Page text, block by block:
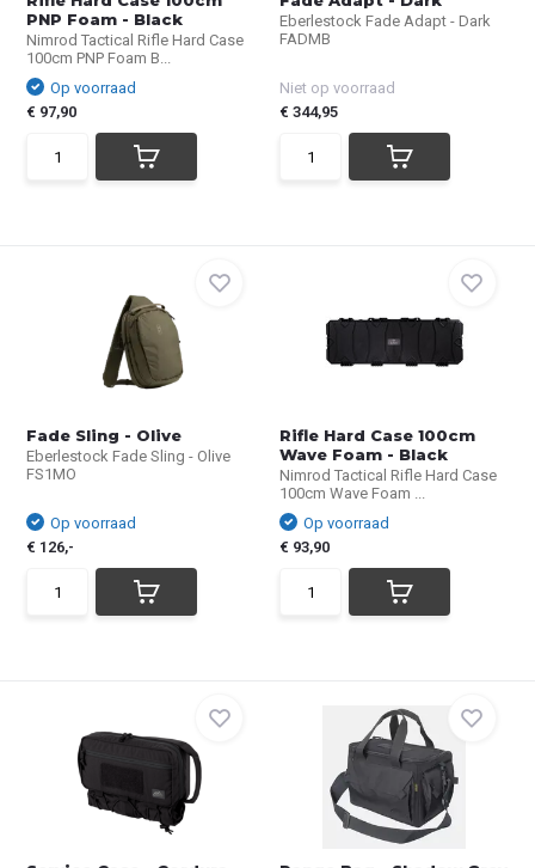
PNP Foam - Black
Nimrod Tactical Rifle Hard Case
100cm PNP Foam B...
Op voorraad
€ 97,90
Eberlestock Fade Adapt - Dark
FADMB
Niet op voorraad
€ 344,95
Fade Sling - Olive
Eberlestock Fade Sling - Olive
FS1MO
Op voorraad
€ 126,-
Rifle Hard Case 100cm
Wave Foam - Black
Nimrod Tactical Rifle Hard Case
100cm Wave Foam ...
Op voorraad
€ 93,90